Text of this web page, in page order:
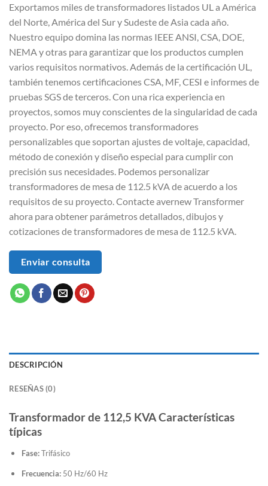
Exportamos miles de transformadores listados UL a América
del Norte, América del Sur y Sudeste de Asia cada año.
Nuestro equipo domina las normas IEEE ANSI, CSA, DOE,
NEMA y otras para garantizar que los productos cumplen
varios requisitos normativos. Además de la certificación UL,
también tenemos certificaciones CSA, MF, CESI e informes de
pruebas SGS de terceros. Con una rica experiencia en
proyectos, somos muy conscientes de la singularidad de cada
proyecto. Por eso, ofrecemos transformadores
personalizables que soportan ajustes de voltaje, capacidad,
método de conexión y diseño especial para cumplir con
precisión sus necesidades. Podemos personalizar
transformadores de mesa de 112.5 kVA de acuerdo a los
requisitos de su proyecto. Contacte avernew Transformer
ahora para obtener parámetros detallados, dibujos y
cotizaciones de transformadores de mesa de 112.5 kVA.
Enviar consulta
DESCRIPCIÓN
RESEÑAS (0)
Transformador de 112,5 KVA Características
típicas
Fase:Trifásico
Frecuencia:50 Hz/60 Hz